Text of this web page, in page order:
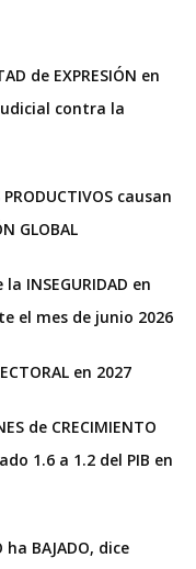
de EXPRESIÓN en
contra la
causan
GLOBAL
la INSEGURIDAD en
el mes de junio 2026
en 2027
de CRECIMIENTO
1.6 a 1.2 del PIB en
ha BAJADO, dice